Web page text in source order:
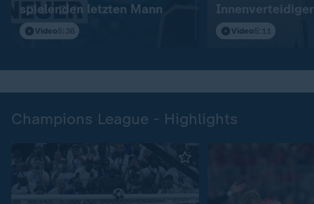
spielenden letzten Mann
Video5:36
Innenverteidiger
Video5:11
Champions League - Highlights